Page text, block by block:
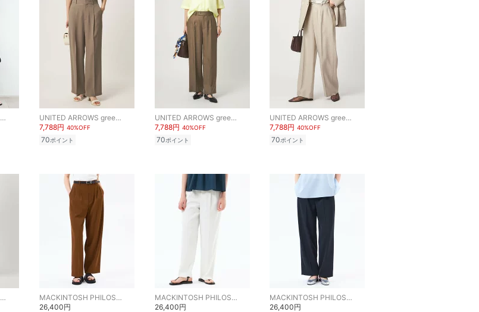
UNITED ARROWS green label relaxing
UNITED ARROWS green label relaxing
7,788円 40%OFF
70ポイント
UNITED ARROWS green label relaxing
7,788円 40%OFF
70ポイント
UNITED ARROWS green label relaxing
7,788円 40%OFF
70ポイント
UNITED ARROWS green label relaxing
MACKINTOSH PHILOSOPHY
26,400円
MACKINTOSH PHILOSOPHY
26,400円
MACKINTOSH PHILOSOPHY
26,400円